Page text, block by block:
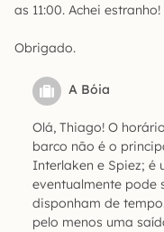
as 11:00. Achei
Obrigado.
A Bóia
Olá, Thiago! O
barco não é o
Interlaken e Spiez; é
eventualmente pode
disponham de
pelo menos uma